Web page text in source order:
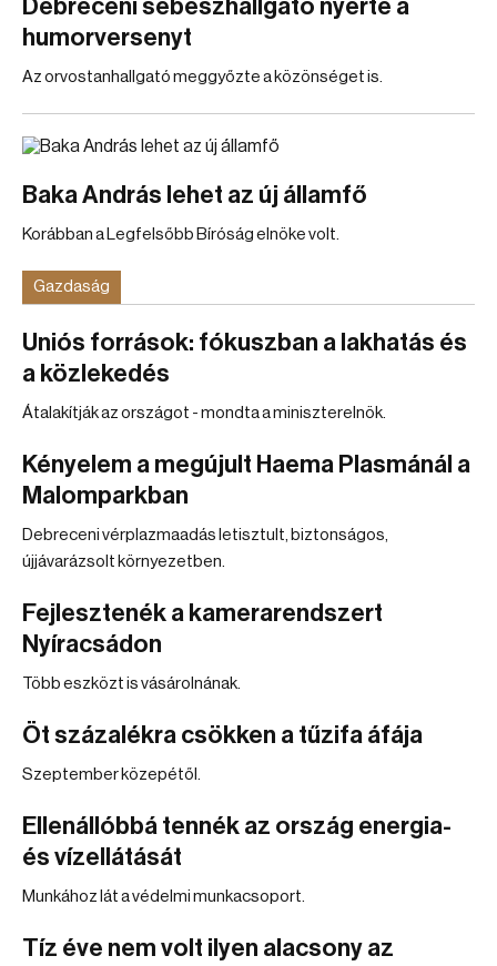
Debreceni sebészhallgató nyerte a
humorversenyt
Az orvostanhallgató meggyőzte a közönséget is.
Baka András lehet az új államfő
Korábban a Legfelsőbb Bíróság elnöke volt.
Gazdaság
Uniós források: fókuszban a lakhatás és
a közlekedés
Átalakítják az országot - mondta a miniszterelnök.
Kényelem a megújult Haema Plasmánál a
Malomparkban
Debreceni vérplazmaadás letisztult, biztonságos,
újjávarázsolt környezetben.
Fejlesztenék a kamerarendszert
Nyíracsádon
Több eszközt is vásárolnának.
Öt százalékra csökken a tűzifa áfája
Szeptember közepétől.
Ellenállóbbá tennék az ország energia-
és vízellátását
Munkához lát a védelmi munkacsoport.
Tíz éve nem volt ilyen alacsony az